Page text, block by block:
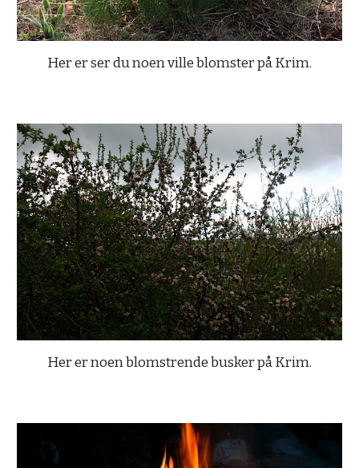
Her er ser du noen ville blomster på Krim.
Her er noen blomstrende busker på Krim.